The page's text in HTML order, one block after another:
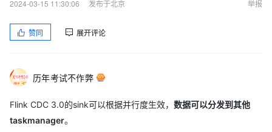
2024-03-15 11:30:06
发布于北京 举报
赞同 展开评论
历年考试不作弊
Flink CDC 3.0的sink可以根据并行度生效， 数据可以分发到其他
taskmanager。